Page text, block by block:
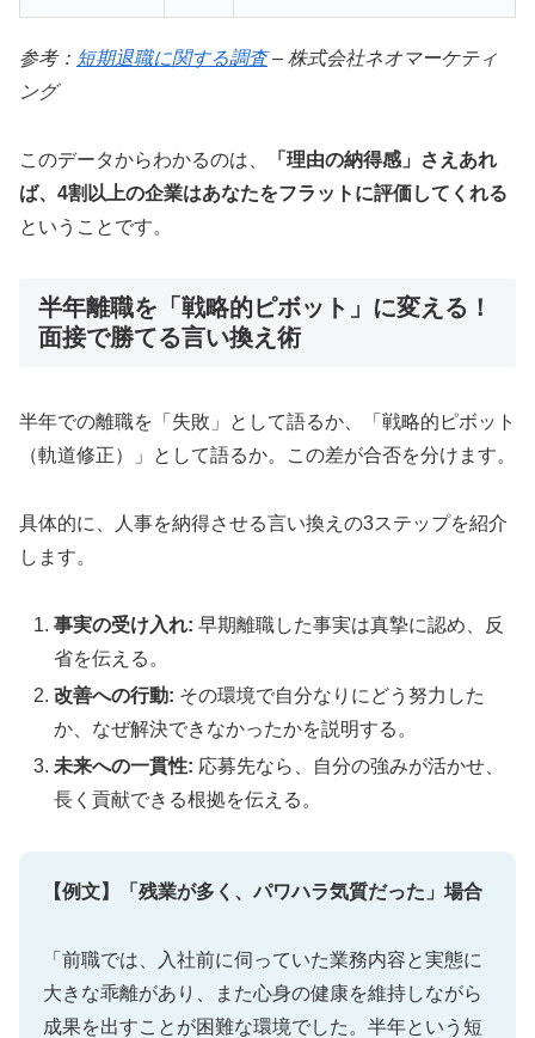
参考： 短期退職に関する調査– 株式会社ネオマーケティ
ング
このデータからわかるのは、
「理由の納得感」さえあれ
ば、4割以上の企業はあなたをフラットに評価してくれる
ということです。
半年離職を「戦略的ピボット」に変える！
面接で勝てる言い換え術
半年での離職を「失敗」として語るか、「戦略的ピボット
（軌道修正）」として語るか。この差が合否を分けます。
具体的に、人事を納得させる言い換えの3ステップを紹介
します。
事実の受け入れ: 早期離職した事実は真摯に認め、反
省を伝える。
改善への行動: その環境で自分なりにどう努力した
か、なぜ解決できなかったかを説明する。
未来への一貫性: 応募先なら、自分の強みが活かせ、
長く貢献できる根拠を伝える。
【例文】「残業が多く、パワハラ気質だった」場合
「前職では、入社前に伺っていた業務内容と実態に
大きな乖離があり、また心身の健康を維持しながら
成果を出すことが困難な環境でした。半年という短